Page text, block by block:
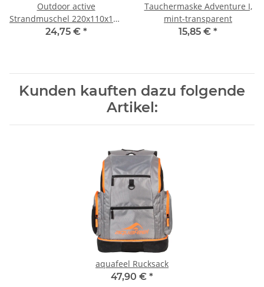
Outdoor active
Strandmuschel 220x110x110
cm, inklusive Tasche
24,75 € *
Tauchermaske Adventure I,
mint-transparent
15,85 € *
Kunden kauften dazu folgende
Artikel:
aquafeel Rucksack
47,90 € *